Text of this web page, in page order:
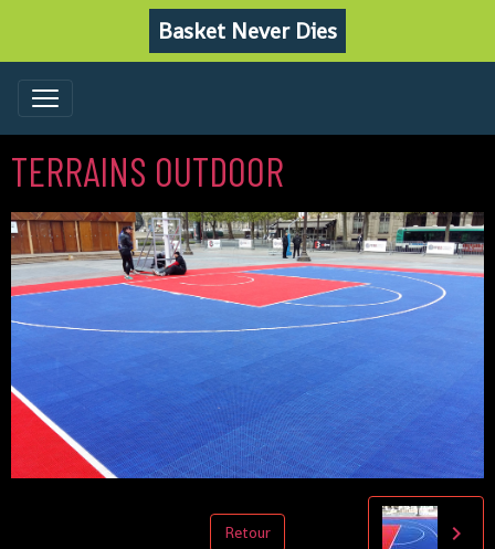
Basket Never Dies
TERRAINS OUTDOOR
Retour